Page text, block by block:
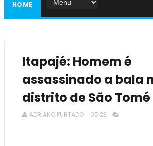
HOME
Itapajé: Homem é
assassinado a bala
distrito de São Tomé
ADRIANO FURTADO 05:23